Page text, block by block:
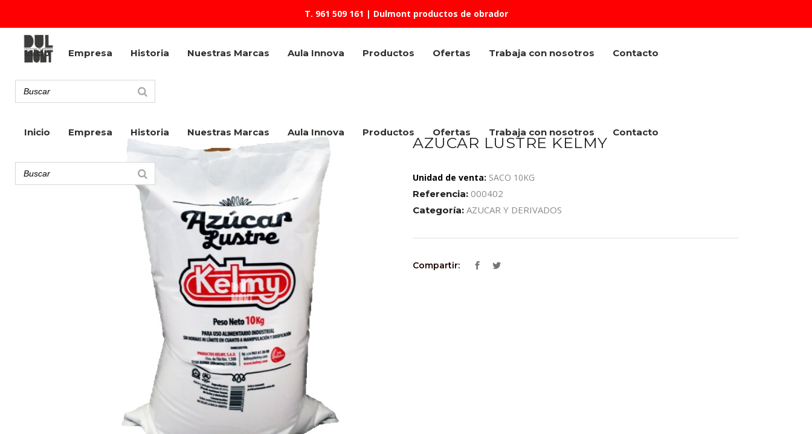
T. 961 509 161 | Dulmont productos de obrador
Inicio Empresa Historia Nuestras Marcas Aula Innova Productos Ofertas Trabaja con nosotros Contacto
Inicio Empresa Historia Nuestras Marcas Aula Innova Productos Ofertas Trabaja con nosotros Contacto
AZUCAR LUSTRE KELMY
Unidad de venta: SACO 10KG
Referencia: 000402
Categoría: AZUCAR Y DERIVADOS
Compartir: